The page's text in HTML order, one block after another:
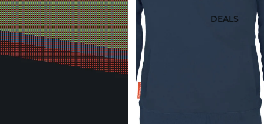
DEALS